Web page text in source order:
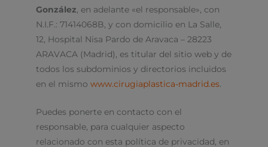
González , en adelante «el responsable», con
N.I.F.: 71414068B, y con domicilio en La Salle,
12, Hospital Nisa Pardo de Aravaca – 28223
ARAVACA (Madrid), es titular del sitio web y de
todos los subdominios y directorios incluidos
en el mismo www.cirugiaplastica-madrid.es
Puedes ponerte en contacto con el
responsable, para cualquier aspecto
relacionado con esta política de privacidad, en